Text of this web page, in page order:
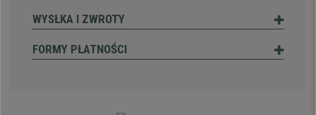
WYSŁKA I ZWROTY
FORMY PŁATNOŚCI